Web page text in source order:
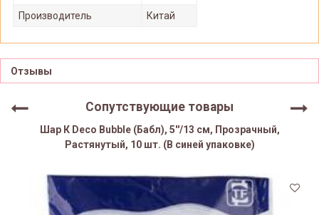
Производитель
Китай
Отзывы
Сопутствующие товары
Шар К Deco Bubble (Бабл), 5''/13 см, Прозрачный,
Растянутый, 10 шт. (В синей упаковке)